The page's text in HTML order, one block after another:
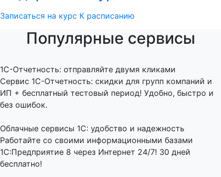
Записаться на курс К расписанию
Популярные сервисы
1C-Отчетность: отправляйте двумя кликами
Сервис 1С-Отчетность: скидки для групп компаний и
ИП + бесплатный тестовый период! Удобно, быстро и
без ошибок.
Облачные сервисы 1С: удобство и надежность
Работайте со своими информационными базами
1С:Предприятие 8 через Интернет 24/7! 30 дней
бесплатно!